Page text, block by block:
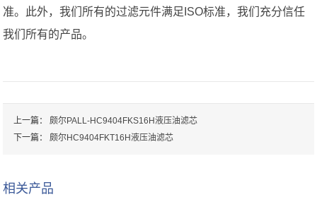
准。此外，我们所有的过滤元件满足ISO标准，我们充分信任
我们所有的产品。
上一篇：颇尔PALL-HC9404FKS16H液压油滤芯
下一篇：颇尔HC9404FKT16H液压油滤芯
相关产品